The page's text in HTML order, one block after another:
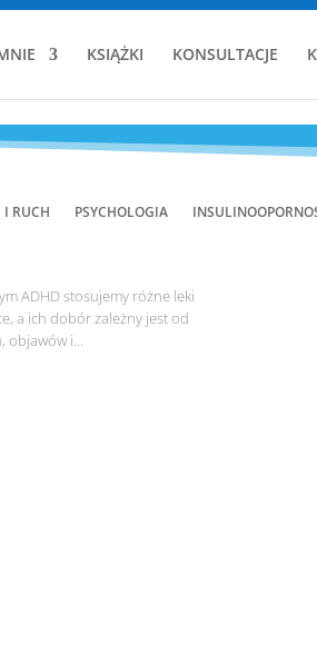
KSIĄŻKI KONSULTACJE
I RUCH PSYCHOLOGIA
ADHD stosujemy różne leki
a ich dobór zależny jest od
objawów i...